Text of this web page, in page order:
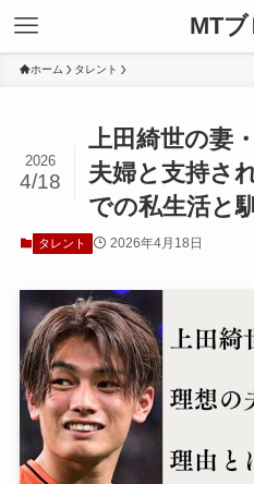
MT
ホーム タレント
上田綺世の妻
夫婦と支持さ
での私生活と
2026
4/18
タレント 2026年4月18日